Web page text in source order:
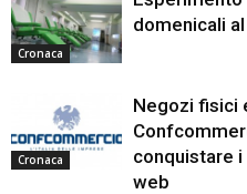
Cronaca
domenicali
Cronaca
Negozi fisici
conquistare
web